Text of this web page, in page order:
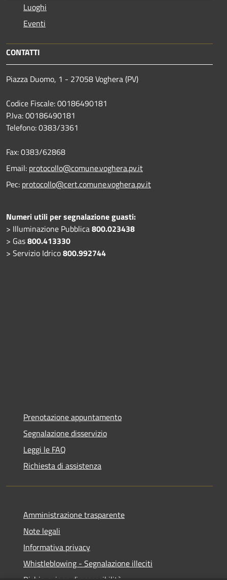
Luoghi
Eventi
CONTATTI
Piazza Duomo, 1 - 27058 Voghera (PV)
Codice Fiscale: 00186490181
P.Iva: 00186490181
Telefono:0383/3361
Fax:0383/62868
Email: protocollo@comune.voghera.pv.it
Pec: protocollo@cert.comune.voghera.pv.it
Numeri utili per segnalazione guasti:
> Illuminazione Pubblica800.023438
> Gas800.413330
> Servizio Idrico800.992744
Prenotazione appuntamento
Segnalazione disservizio
Leggi le FAQ
Richiesta di assistenza
Amministrazione trasparente
Note legali
Informativa privacy
Whistleblowing - Segnalazione illeciti